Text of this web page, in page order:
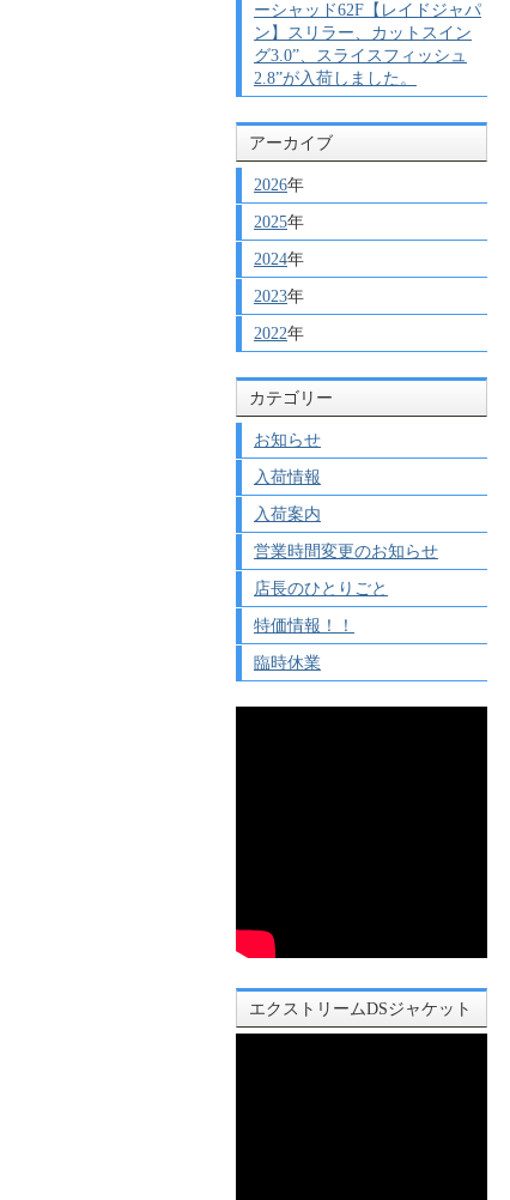
ーシャッド62F【レイドジャパ
ン】スリラー、カットスイン
グ3.0”、スライスフィッシュ
2.8”が入荷しました。
アーカイブ
2026年
2025年
2024年
2023年
2022年
カテゴリー
お知らせ
入荷情報
入荷案内
営業時間変更のお知らせ
店長のひとりごと
特価情報！！
臨時休業
エクストリームDSジャケット